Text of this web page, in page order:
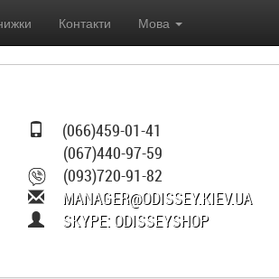
Контакти Мова
(066)459-01-41
(067)440-97-59
(093)720-91-82
MANAGER@ODISSEY.KIEV.UA
SKYPE: ODISSEYSHOP